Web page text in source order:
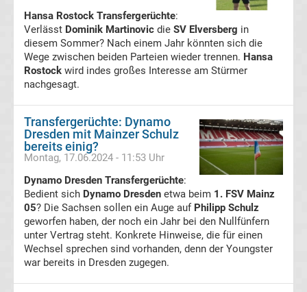
Rennkalender
Transfergerüchte
WWE
News
Boxen
News
DAZN
Hansa Rostock Transfergerüchte:
Verlässt Dominik Martinovic die SV Elversberg in
diesem Sommer? Nach einem Jahr könnten sich die
Wege zwischen beiden Parteien wieder trennen. Hansa
Rostock wird indes großes Interesse am Stürmer
nachgesagt.
Transfergerüchte: Dynamo
Dresden mit Mainzer Schulz
bereits einig?
Montag, 17.06.2024 - 11:53 Uhr
Dynamo Dresden Transfergerüchte:
Bedient sich Dynamo Dresden etwa beim 1. FSV Mainz
05? Die Sachsen sollen ein Auge auf Philipp Schulz
geworfen haben, der noch ein Jahr bei den Nullfünfern
unter Vertrag steht. Konkrete Hinweise, die für einen
Wechsel sprechen sind vorhanden, denn der Youngster
war bereits in Dresden zugegen.